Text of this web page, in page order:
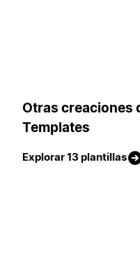
Otras creaciones
Templates
Explorar 13 plantillas